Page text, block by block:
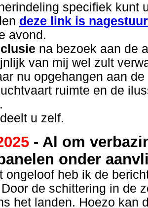
specifiek kunt
deze link is
avond.
na bezoek aan de
van mij wel zult
nu opgehangen aan
ruimte en de
.
u zelf.
- Al om
onder
ongeloof heb ik de
de schittering in de
het landen. Hoezo kan